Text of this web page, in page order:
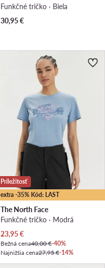
Funkčné tričko · Biela
30,95€
extra -35% Kód: LAST
Príležitosť
The North Face
Funkčné tričko · Modrá
Aktuálna cena
23,95€
Bežná cena40,00 €-40%
Najnižšia cena27,95 €-14%